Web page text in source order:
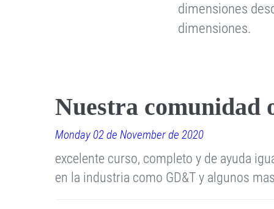
dimensiones
dimensiones.
Nuestra comunidad
Monday 02 de November de 2020
excelente curso, completo y de ayuda
en la industria como GD&T y algunos mas